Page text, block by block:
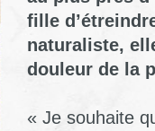
fille
naturaliste,
douleur de la
« Je souhaite